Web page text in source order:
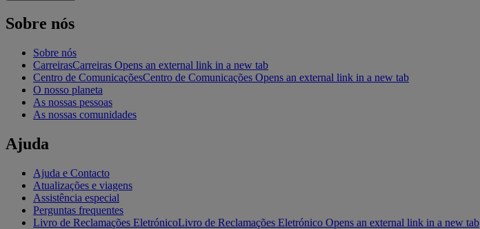
Sobre nós
Sobre nós
CarreirasCarreiras Opens an external link in a new tab
Centro de ComunicaçõesCentro de Comunicações Opens an external link in a new tab
O nosso planeta
As nossas pessoas
As nossas comunidades
Ajuda
Ajuda e Contacto
Atualizações e viagens
Assistência especial
Perguntas frequentes
Livro de Reclamações EletrónicoLivro de Reclamações Eletrónico Opens an external link in a new tab